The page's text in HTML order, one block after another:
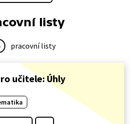
listy
pracovní listy
učitele: Úhly